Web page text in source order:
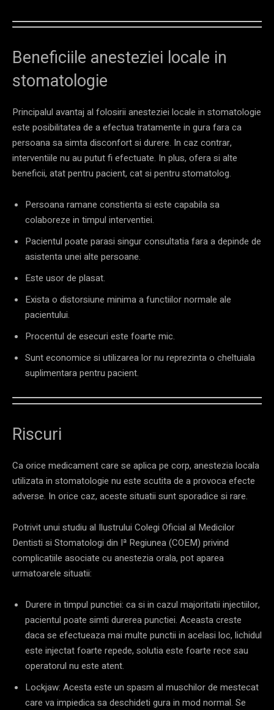
Beneficiile anesteziei locale in
stomatologie
Principalul avantaj al folosirii anesteziei locale in stomatologie
este posibilitatea de a efectua tratamente in gura fara ca
persoana sa simta disconfort si durere. In caz contrar,
interventiile nu au putut fi efectuate. In plus, ofera si alte
beneficii, atat pentru pacient, cat si pentru stomatolog.
Persoana ramane constienta si este capabila sa
colaboreze in timpul interventiei.
Pacientul poate parasi singur consultatia fara a depinde de
asistenta unei alte persoane.
Este usor de plasat.
Exista o distorsiune minima a functiilor normale ale
pacientului.
Procentul de esecuri este foarte mic.
Sunt economice si utilizarea lor nu reprezinta o cheltuiala
suplimentara pentru pacient.
Riscuri
Ca orice medicament care se aplica pe corp, anestezia locala
utilizata in stomatologie nu este scutita de a provoca efecte
adverse. In orice caz, aceste situatii sunt sporadice si rare.
Potrivit unui studiu al Ilustrului Colegi Oficial al Medicilor
Dentisti si Stomatologi din Iª Regiunea (COEM) privind
complicatiile asociate cu anestezia orala, pot aparea
urmatoarele situatii:
Durere in timpul punctiei: ca si in cazul majoritatii injectiilor,
pacientul poate simti durerea punctiei. Aceasta creste
daca se efectueaza mai multe punctii in acelasi loc, lichidul
este injectat foarte repede, solutia este foarte rece sau
operatorul nu este atent.
Lockjaw: Acesta este un spasm al muschilor de mestecat
care va impiedica sa deschideti gura in mod normal. Se